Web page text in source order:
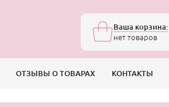
Ваша корзина:
нет товаров
ОТЗЫВЫ О ТОВАРАХ КОНТАКТЫ